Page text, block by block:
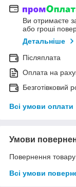
Ви отримаєте
або гроші
Детальніше
Післяплата
Оплата на
Безготівковий
Всі умови оплати
Умови
Повернення
Всі умови